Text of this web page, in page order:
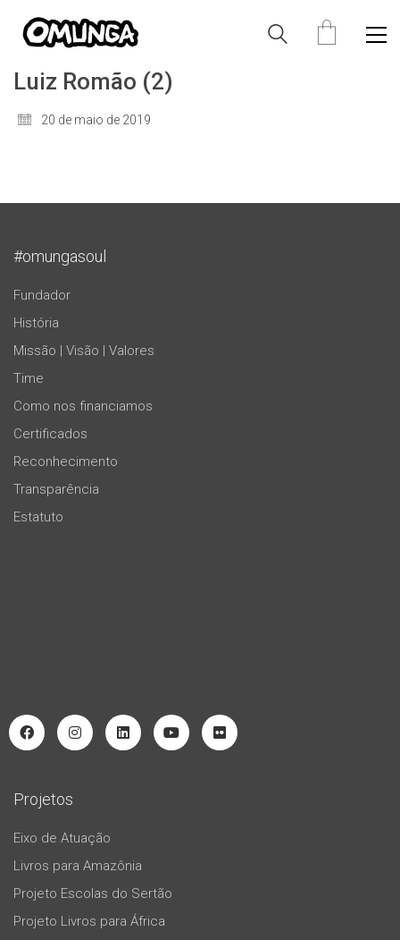
Luiz Romão (2)
20 de maio de 2019
#omungasoul
Fundador
História
Missão | Visão | Valores
Time
Como nos financiamos
Certificados
Reconhecimento
Transparência
Estatuto
Projetos
Eixo de Atuação
Livros para Amazônia
Projeto Escolas do Sertão
Projeto Livros para África